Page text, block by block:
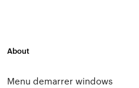
About
Menu demarrer windows